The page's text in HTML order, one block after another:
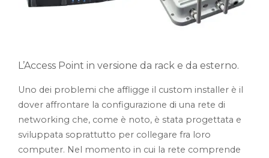
L’Access Point in versione da rack e da esterno.
Uno dei problemi che affligge il custom installer è il
dover affrontare la configurazione di una rete di
networking che, come è noto, è stata progettata e
sviluppata soprattutto per collegare fra loro
computer. Nel momento in cui la rete comprende